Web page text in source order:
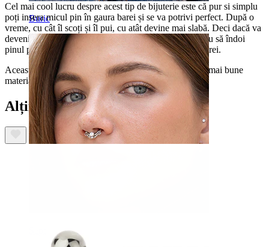
Buric
Cel mai cool lucru despre acest tip de bijuterie este că pur si simplu
poți insera micul pin în gaura barei și se va potrivi perfect. După o
vreme, cu cât îl scoți și îl pui, cu atât devine mai slabă. Deci dacă va
deveni prea slăbită la un moment dat, poți pur și simplu să îndoi
pinul puțin ca să-i oferi puțină tensiune in interiorul barei.
Această bijuterie este făcută din titan, unul dintre cele mai bune
materiale pentru bijuterii piercing.
Alții au mai cumpărat